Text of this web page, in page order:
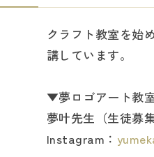
クラフト教室を始
講しています。
▼夢ロゴアート教
夢叶先生（生徒募集
Instagram：